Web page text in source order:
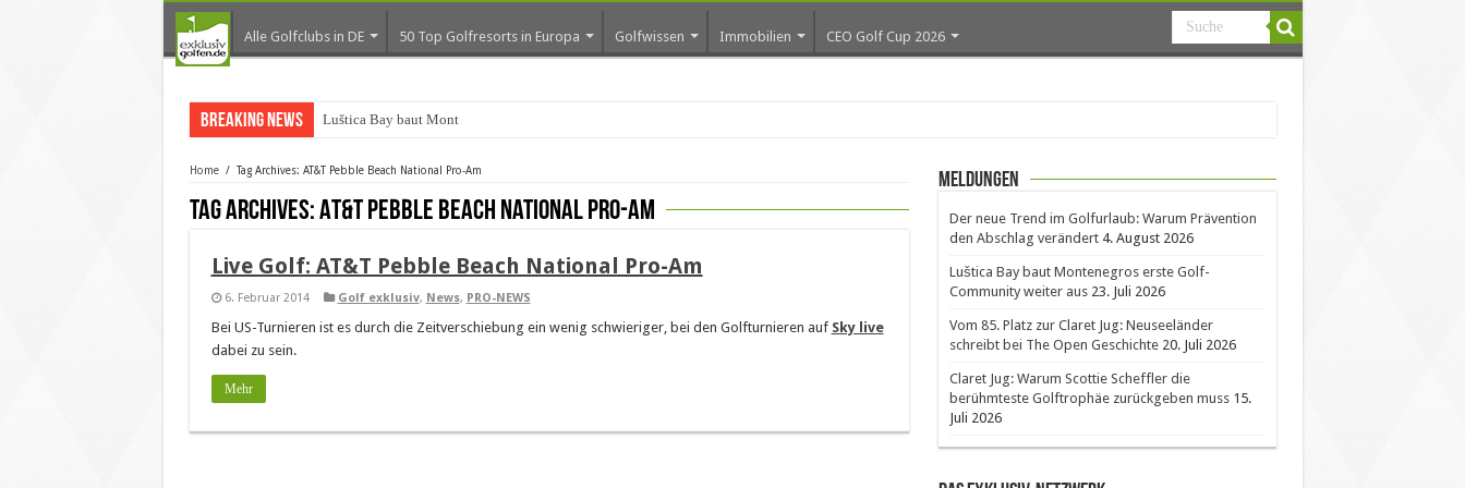
Alle Golfclubs in DE 50 Top Golfresorts in Europa Golfwissen Immobilien CEO Golf Cup 2026
Breaking News Luštica Bay baut Montenegros
Home / Tag Archives: AT&T Pebble Beach National Pro-Am
Tag Archives:AT&T Pebble Beach National Pro-Am
Live Golf: AT&T Pebble Beach National Pro-Am
6. Februar 2014 Golf exklusiv, News, PRO-NEWS
Bei US-Turnieren ist es durch die Zeitverschiebung ein wenig schwieriger, bei den Golfturnieren auf Sky live
dabei zu sein.
Mehr
Meldungen
Der neue Trend im Golfurlaub: Warum Prävention
den Abschlag verändert 4. August 2026
Luštica Bay baut Montenegros erste Golf-
Community weiter aus 23. Juli 2026
Vom 85. Platz zur Claret Jug: Neuseeländer
schreibt bei The Open Geschichte 20. Juli 2026
Claret Jug: Warum Scottie Scheffler die
berühmteste Golftrophäe zurückgeben muss 15.
Juli 2026